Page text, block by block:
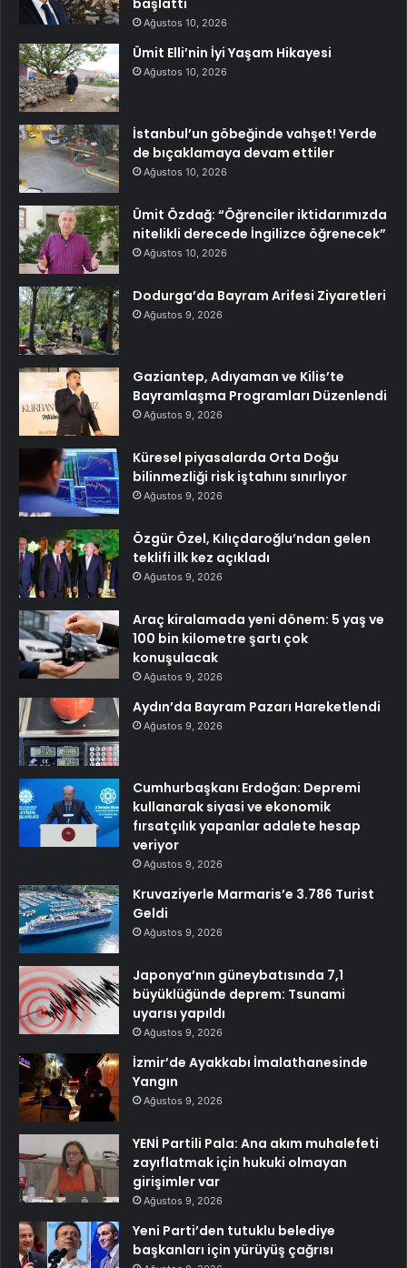
başlattı
Ağustos 10, 2026
Ümit Elli’nin İyi Yaşam Hikayesi
Ağustos 10, 2026
İstanbul’un göbeğinde vahşet! Yerde
de bıçaklamaya devam ettiler
Ağustos 10, 2026
Ümit Özdağ: “Öğrenciler iktidarımızda
nitelikli derecede İngilizce öğrenecek”
Ağustos 10, 2026
Dodurga’da Bayram Arifesi Ziyaretleri
Ağustos 9, 2026
Gaziantep, Adıyaman ve Kilis’te
Bayramlaşma Programları Düzenlendi
Ağustos 9, 2026
Küresel piyasalarda Orta Doğu
bilinmezliği risk iştahını sınırlıyor
Ağustos 9, 2026
Özgür Özel, Kılıçdaroğlu’ndan gelen
teklifi ilk kez açıkladı
Ağustos 9, 2026
Araç kiralamada yeni dönem: 5 yaş ve
100 bin kilometre şartı çok
konuşulacak
Ağustos 9, 2026
Aydın’da Bayram Pazarı Hareketlendi
Ağustos 9, 2026
Cumhurbaşkanı Erdoğan: Depremi
kullanarak siyasi ve ekonomik
fırsatçılık yapanlar adalete hesap
veriyor
Ağustos 9, 2026
Kruvaziyerle Marmaris’e 3.786 Turist
Geldi
Ağustos 9, 2026
Japonya’nın güneybatısında 7,1
büyüklüğünde deprem: Tsunami
uyarısı yapıldı
Ağustos 9, 2026
İzmir’de Ayakkabı İmalathanesinde
Yangın
Ağustos 9, 2026
YENİ Partili Pala: Ana akım muhalefeti
zayıflatmak için hukuki olmayan
girişimler var
Ağustos 9, 2026
Yeni Parti’den tutuklu belediye
başkanları için yürüyüş çağrısı